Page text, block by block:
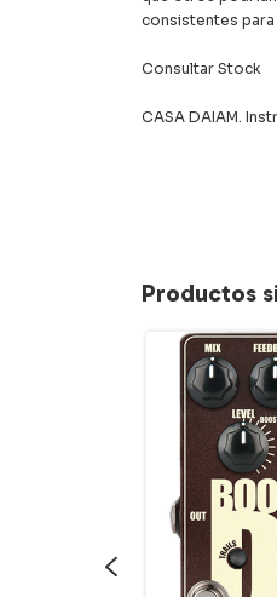
consistentes para
Consultar Stock
CASA DAIAM.
Productos